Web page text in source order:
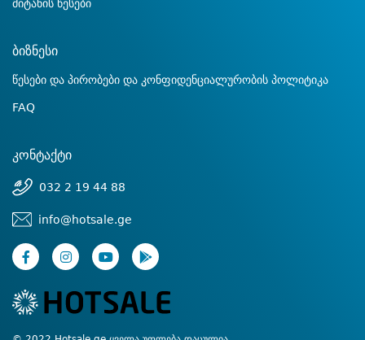
მიტანის წესები
ბიზნესი
წესები და პირობები და კონფიდენციალურობის პოლიტიკა
FAQ
კონტაქტი
032 2 19 44 88
info@hotsale.ge